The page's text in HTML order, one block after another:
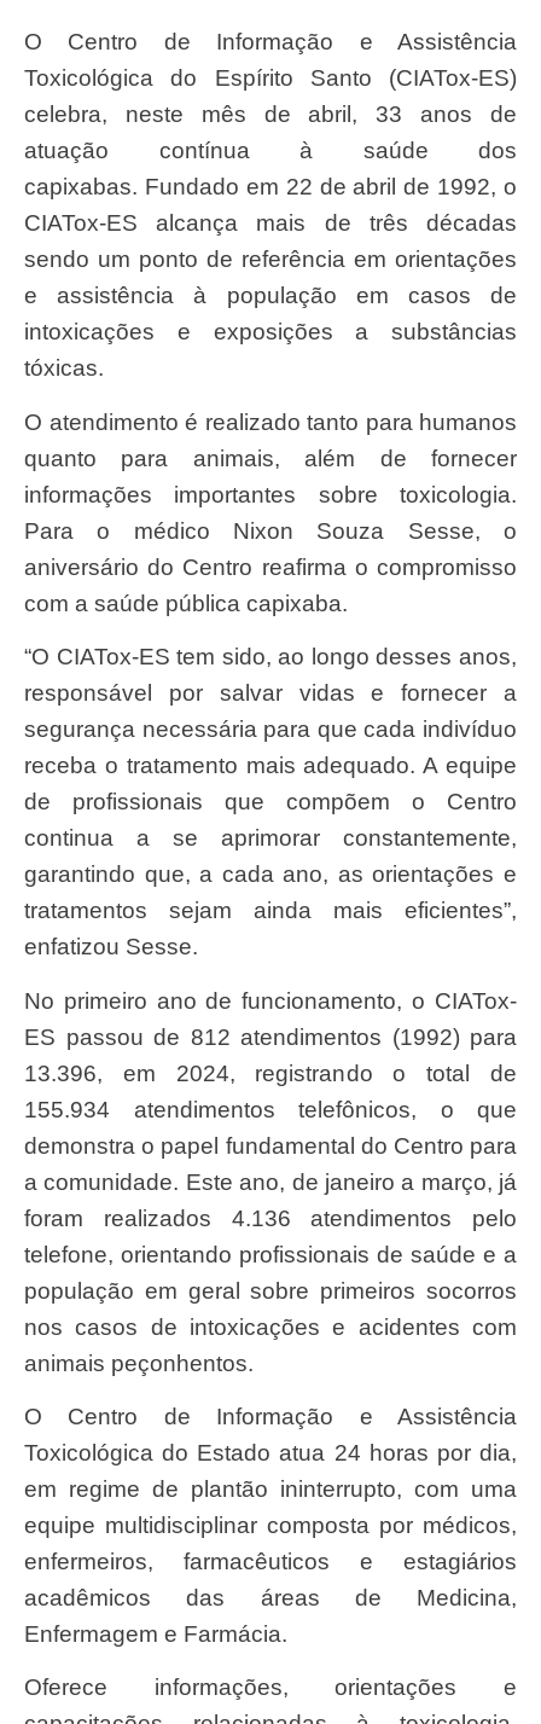
O Centro de Informação e Assistência
Toxicológica do Espírito Santo (CIATox-ES)
celebra, neste mês de abril, 33 anos de
atuação contínua à saúde dos
capixabas. Fundado em 22 de abril de 1992, o
CIATox-ES alcança mais de três décadas
sendo um ponto de referência em orientações
e assistência à população em casos de
intoxicações e exposições a substâncias
tóxicas.
O atendimento é realizado tanto para humanos
quanto para animais, além de fornecer
informações importantes sobre toxicologia.
Para o médico Nixon Souza Sesse, o
aniversário do Centro reafirma o compromisso
com a saúde pública capixaba.
“O CIATox-ES tem sido, ao longo desses anos,
responsável por salvar vidas e fornecer a
segurança necessária para que cada indivíduo
receba o tratamento mais adequado. A equipe
de profissionais que compõem o Centro
continua a se aprimorar constantemente,
garantindo que, a cada ano, as orientações e
tratamentos sejam ainda mais eficientes”,
enfatizou Sesse.
No primeiro ano de funcionamento, o CIATox-
ES passou de 812 atendimentos (1992) para
13.396, em 2024, registrando o total de
155.934 atendimentos telefônicos, o que
demonstra o papel fundamental do Centro para
a comunidade. Este ano, de janeiro a março, já
foram realizados 4.136 atendimentos pelo
telefone, orientando profissionais de saúde e a
população em geral sobre primeiros socorros
nos casos de intoxicações e acidentes com
animais peçonhentos.
O Centro de Informação e Assistência
Toxicológica do Estado atua 24 horas por dia,
em regime de plantão ininterrupto, com uma
equipe multidisciplinar composta por médicos,
enfermeiros, farmacêuticos e estagiários
acadêmicos das áreas de Medicina,
Enfermagem e Farmácia.
Oferece informações, orientações e